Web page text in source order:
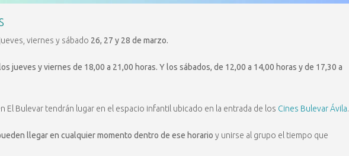
viernes y sábado 26, 27 y 28 de marzo.
jueves y viernes de 18,00 a 21,00 horas. Y los sábados, de 12,00 a 14,00 horas y de 17,30 a
El Bulevar tendrán lugar en el espacio infantil ubicado en la entrada de los Cines Bulevar Ávila.
llegar en cualquier momento dentro de ese horario y unirse al grupo el tiempo que